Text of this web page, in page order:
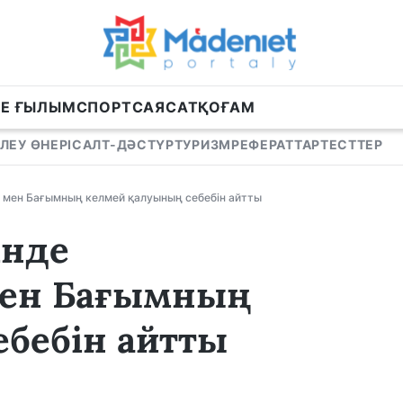
ҒЫЛЫМСПОРТСАЯСАТҚОҒАМ
ӨНЕРІСАЛТ-ДӘСТҮРТУРИЗМРЕФЕРАТТАРТЕСТТЕР
Бағымның келмей қалуының себебін айтты
Бағымның
айтты